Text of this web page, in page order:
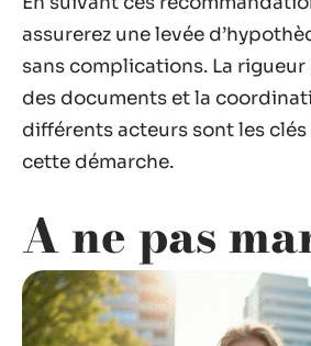
assurerez une levée
sans complications. La
des documents et la
différents acteurs sont les
cette démarche.
A ne pas